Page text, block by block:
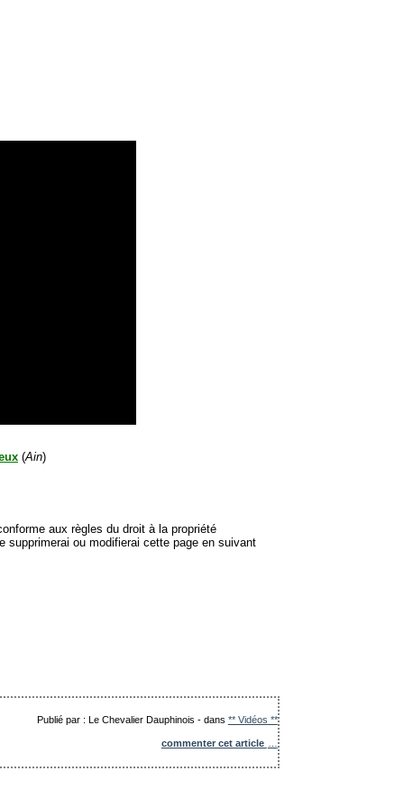
(Ain)
aux règles du droit à la propriété
supprimerai ou modifierai cette page en suivant
Publié par : Le Chevalier Dauphinois -dans ** Vidéos **
commenter cet article